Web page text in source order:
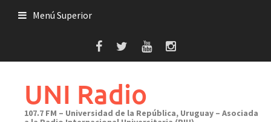
Menú Superior
UNI Radio
107.7 FM – Universidad de la República, Uruguay – Asociada